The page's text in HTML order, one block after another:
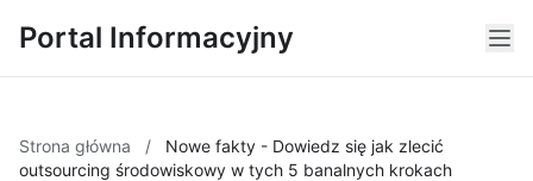
Portal Informacyjny
Strona główna /
Nowe fakty - Dowiedz się jak zlecić
outsourcing środowiskowy w tych 5 banalnych krokach